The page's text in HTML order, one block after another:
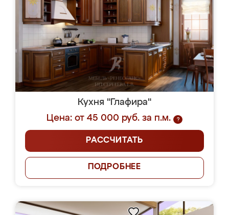
Кухня "Глафира"
Цена: от 45 000 руб. за п.м.
?
РАССЧИТАТЬ
ПОДРОБНЕЕ